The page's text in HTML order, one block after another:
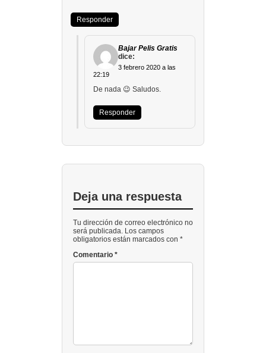
Responder
Bajar Pelis Gratis
dice:
3 febrero 2020 a las
22:19
De nada 😉 Saludos.
Responder
Deja una respuesta
Tu dirección de correo electrónico no
será publicada. Los campos
obligatorios están marcados con *
Comentario *